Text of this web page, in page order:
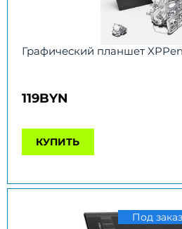
Графический планшет
119BYN
КУПИТЬ
Под заказ